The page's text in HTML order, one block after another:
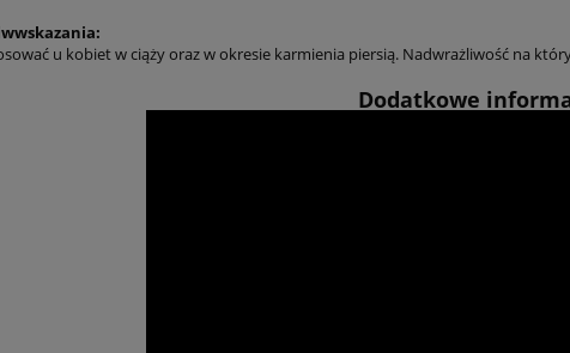
u kobiet w ciąży oraz w okresie karmienia piersią. Nadwrażliwość na
Dodatkowe